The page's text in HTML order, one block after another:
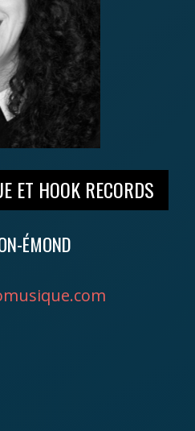
ET HOOK RECORDS
ÉMOND